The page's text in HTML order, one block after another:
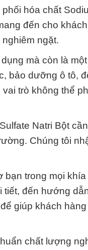
hóa chất
đến cho
ngặt.
mà còn là
bảo dưỡng ô tô,
trò không thể
Natri Bột
Chúng tôi
bạn trong mọi
tiết, đến hướng
giúp khách
chất lượng